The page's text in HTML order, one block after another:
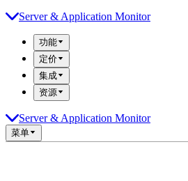
Server & Application Monitor
功能
定价
集成
资源
Server & Application Monitor
菜单